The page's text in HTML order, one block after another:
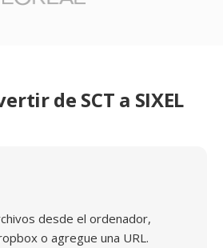
de SCT a SIXEL
desde el ordenador,
o agregue una URL.